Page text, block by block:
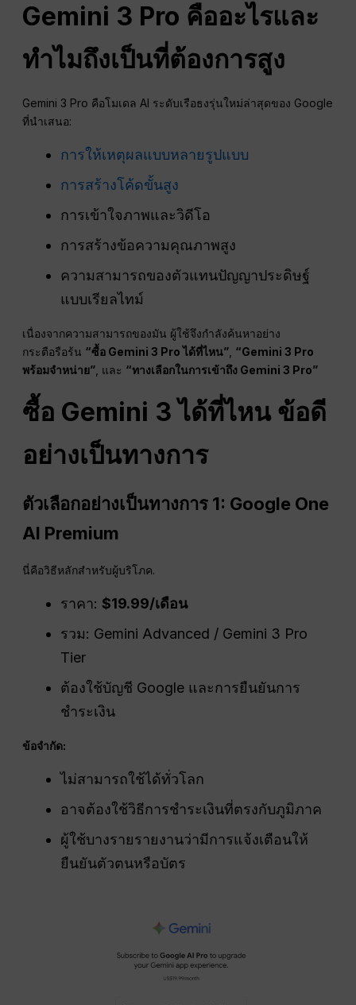
Gemini 3 Pro คืออะไรและ
ทำไมถึงเป็นที่ต้องการสูง
Gemini 3 Pro คือโมเดล AI ระดับเรือธงรุ่นใหม่ล่าสุดของ Google
ที่นำเสนอ:
การให้เหตุผลแบบหลายรูปแบบ
การสร้างโค้ดขั้นสูง
การเข้าใจภาพและวิดีโอ
การสร้างข้อความคุณภาพสูง
ความสามารถของตัวแทนปัญญาประดิษฐ์
แบบเรียลไทม์
เนื่องจากความสามารถของมัน ผู้ใช้จึงกำลังค้นหาอย่าง
กระตือรือร้น “ซื้อ Gemini 3 Pro ได้ที่ไหน” “Gemini 3 Pro
พร้อมจำหน่าย” , และ “ทางเลือกในการเข้าถึง Gemini 3 Pro”
ซื้อ Gemini 3 ได้ที่ไหน ข้อดี
อย่างเป็นทางการ
ตัวเลือกอย่างเป็นทางการ 1: Google One
AI Premium
นี่คือวิธีหลักสำหรับผู้บริโภค.
ราคา:$19.99/เดือน
รวม: Gemini Advanced / Gemini 3 Pro
Tier
ต้องใช้บัญชี Google และการยืนยันการ
ชำระเงิน
ข้อจำกัด:
ไม่สามารถใช้ได้ทั่วโลก
อาจต้องใช้วิธีการชำระเงินที่ตรงกับภูมิภาค
ผู้ใช้บางรายรายงานว่ามีการแจ้งเตือนให้
ยืนยันตัวตนหรือบัตร